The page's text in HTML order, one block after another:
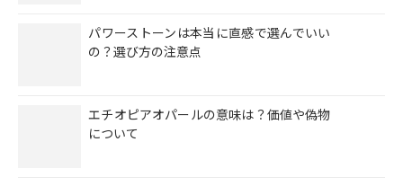
パワーストーンは本当に直感で選んでいい
の？選び方の注意点
エチオピアオパールの意味は？価値や偽物
について